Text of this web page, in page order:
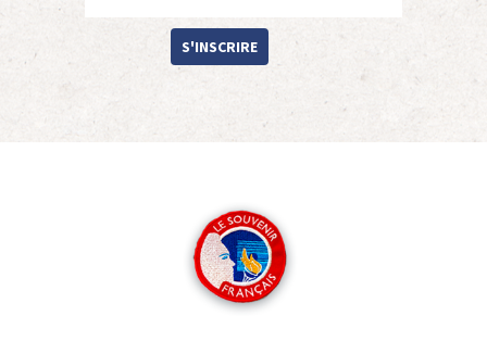
S'INSCRIRE